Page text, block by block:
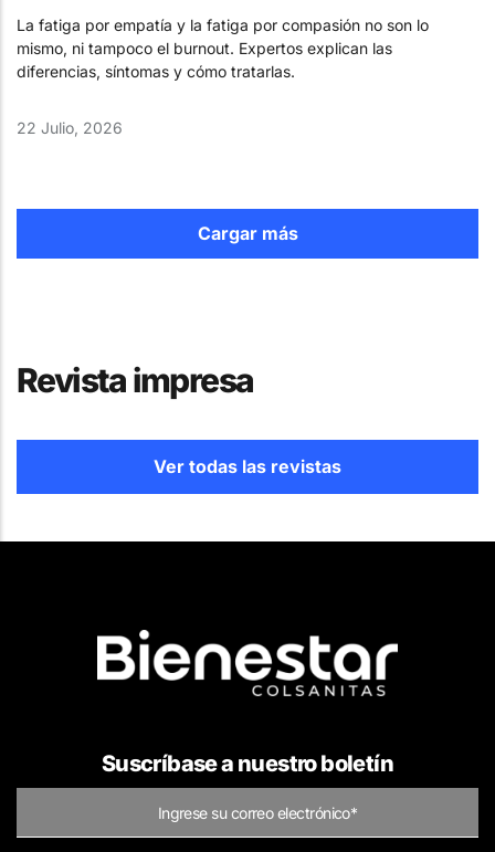
La fatiga por empatía y la fatiga por compasión no son lo
mismo, ni tampoco el burnout. Expertos explican las
diferencias, síntomas y cómo tratarlas.
22 Julio, 2026
Cargar más
Revista impresa
Ver todas las revistas
Suscríbase a nuestro boletín